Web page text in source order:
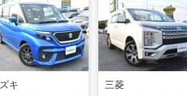
キ 三菱